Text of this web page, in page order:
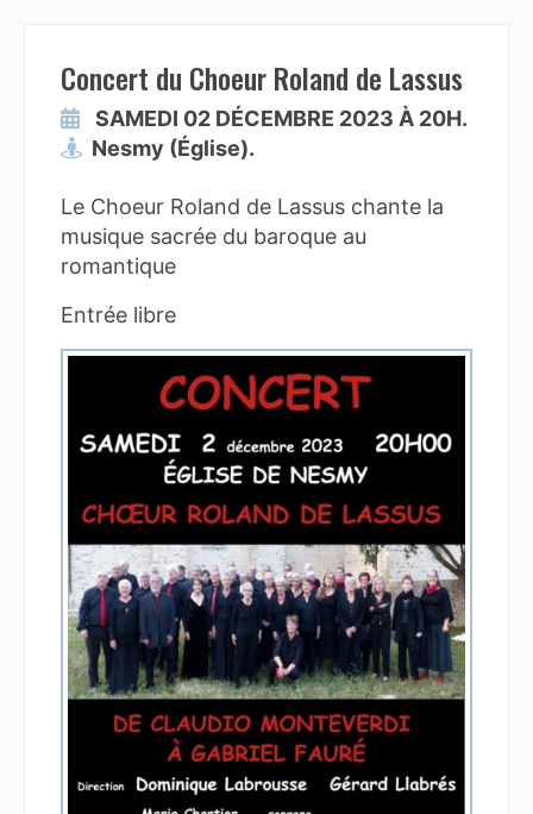
Concert du Choeur Roland de Lassus
SAMEDI 02 DÉCEMBRE 2023 À 20H.
Nesmy (Église).
Le Choeur Roland de Lassus chante la
musique sacrée du baroque au
romantique
Entrée libre